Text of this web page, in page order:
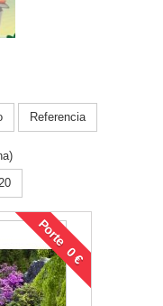
Referencia
Porte 0 €